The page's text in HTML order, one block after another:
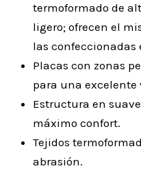
termoformado de
ligero; ofrecen el
las confeccionadas
Placas con zonas
para una
Estructura en
máximo confort.
Tejidos
abrasión.